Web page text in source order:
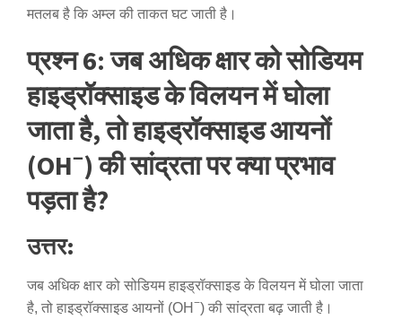
मतलब है कि अम्ल की ताकत घट जाती है।
प्रश्न 6: जब अधिक क्षार को सोडियम
हाइड्रॉक्साइड के विलयन में घोला
जाता है, तो हाइड्रॉक्साइड आयनों
(OH−) की सांद्रता पर क्या प्रभाव
पड़ता है?
उत्तर:
जब अधिक क्षार को सोडियम हाइड्रॉक्साइड के विलयन में घोला जाता
है, तो हाइड्रॉक्साइड आयनों (OH −) की सांद्रता बढ़ जाती है।